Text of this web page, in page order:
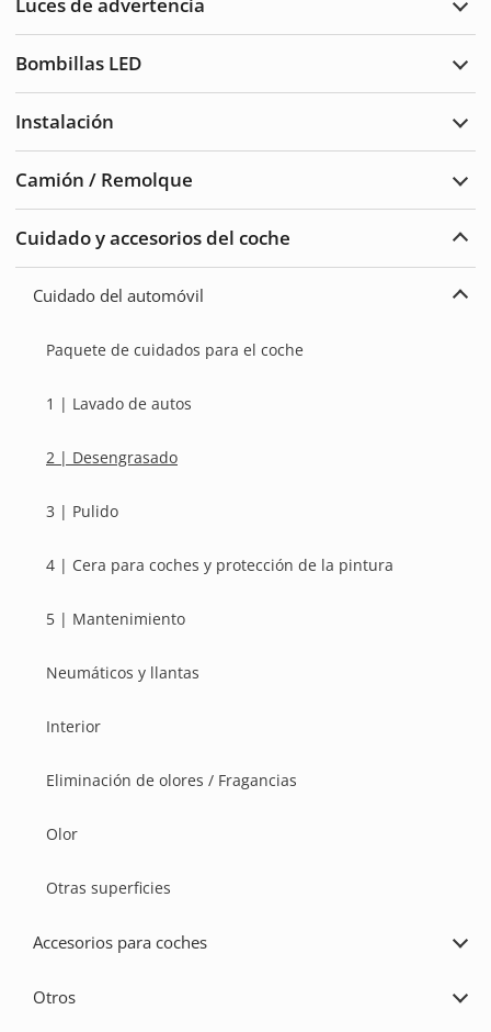
Luces de advertencia
Bombillas LED
Instalación
Camión / Remolque
Cuidado y accesorios del coche
Cuidado del automóvil
Paquete de cuidados para el coche
1 | Lavado de autos
2 | Desengrasado
3 | Pulido
4 | Cera para coches y protección de la pintura
5 | Mantenimiento
Neumáticos y llantas
Interior
Eliminación de olores / Fragancias
Olor
Otras superficies
Accesorios para coches
Otros